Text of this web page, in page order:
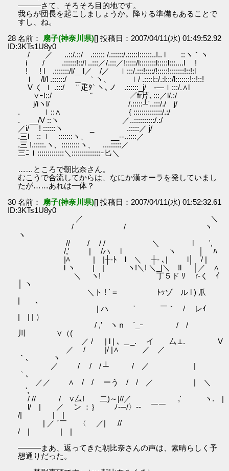
―――さて、そろそろ目的地です。
我らが団長を起こしましょうか。降りる準備もあることで
すし、ね。
28 名前：
扇子(神奈川県)[] 投稿日：2007/04/11(水) 01:49:52.92
ID:3KTs1U8y0
/ ／ ..::/.::/ .:::::: /.::::::/.:::::!::::::..!.. l ::ヽ｀ヽ
i / .::::::!::/l ..:::／/.:::／!:::::/l::::::::l:::::l:::....l !
! ! l .:::::::/l/__l／ /／ ｌ:::/.:::!::::/!:::::!:::::::!::!:l
ｌ /l/l .::::::/ ＿_ ｀ヽ、 ｌ/ .::::l::/.:l:::/l:::::::!::!::!
V く ｌ .:::/ ¨ 疋ﾀ` ヽ､ノ .::::::_j/ -―ｌ:::/.∧l
∨ｰ!::/ ｀¨ ／fr芹､:::／l/.:/
j/iヽl/ /.:::::┴'..:::/./ j/
. ｌ::∧ { ::::::::::::::/.:/
. __/V ::ヽ ／..::::::::::/.:/
／i/ ! ::::::ヽ _ .:::::／ j/
.三l :: ｌ :::::::ヽ、 __‐-..::::／
.三 !.:::::.ヽ、:::::::::ヽ、 ....:::::／
三ﾆｌ:::::::::::::＼::::::::::::::ｰ匕＼
……ところで朝比奈さん。
むこうで合流してからは、なにか漢オーラを発していまし
たが……あれは一体？
30 名前：
扇子(神奈川県)[] 投稿日：2007/04/11(水) 01:52:32.61
ID:3KTs1U8y0
／ ＼
/ / ヽ
ヽ
// / / / ＼ l ',
/,' | /ハ l ヽ │ ﾊ
|ﾊ | |┼‐ﾄ l ＼ ┼‐ ､| l│ / |
l ヽ | | ヽ!＼! ＼_|＼ !l │／ ∧
＼ ヽ! 丁５ド ﾘ r‐く ｲ
│ ヽ
＼ト ! `＝ ﾄｯゾ ル l ) 爪
| ､
| ハ ' ￣｀ / レｲ
| | | ）
/ ,' ヽｎ `_ｰ / /
川 ∨（(
／ / | l | ､ ＿_. イ 厶⊥. V
／ / |/ |∧ ／ ／
｀､ ヽ
／ / / / ┴ / ／ |
｀､
／／ ∧ / / ーう / / ／ | ＼
',
/ // / ∨厶! 二)～|//／ ,' ヽ. |
l/ | ／ ン ：｝ ﾉ‐─/〉-‐ ￣￣
/| | |
| ／ ´￣ 〈 ／| //
/ | | |
―――まあ、返ってきた朝比奈さんの声は、素晴らしく予
想通りだった。